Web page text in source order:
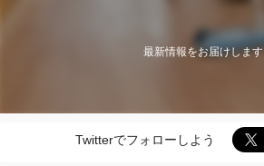
最新情報をお届けします
Twitterでフォローしよう